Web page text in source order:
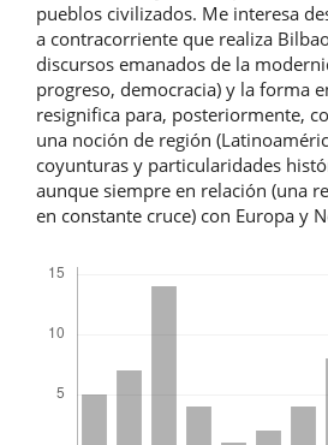
pueblos civilizados. Me interesa
a contracorriente que realiza
discursos emanados de la
progreso, democracia) y la forma
resignifica para, posteriormente,
una noción de región
coyunturas y particularidades
aunque siempre en relación (una
en constante cruce) con Europa y